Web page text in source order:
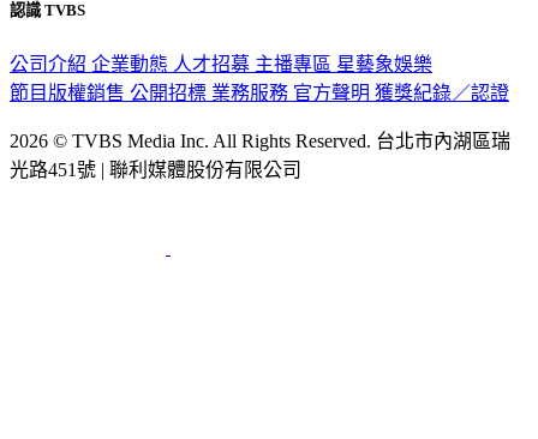
認識 TVBS
公司介紹 企業動態 人才招募 主播專區 星藝象娛樂
節目版權銷售 公開招標 業務服務 官方聲明 獲獎紀錄／認證
2026 © TVBS Media Inc. All Rights Reserved. 台北市內湖區瑞
光路451號 | 聯利媒體股份有限公司